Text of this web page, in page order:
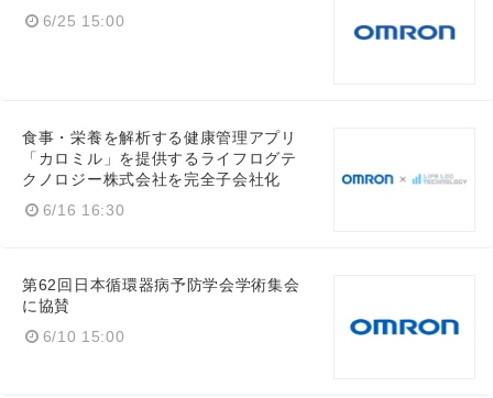
6/25 15:00
食事・栄養を解析する健康管理アプリ
「カロミル」を提供するライフログテ
クノロジー株式会社を完全子会社化
6/16 16:30
第62回日本循環器病予防学会学術集会
に協賛
6/10 15:00